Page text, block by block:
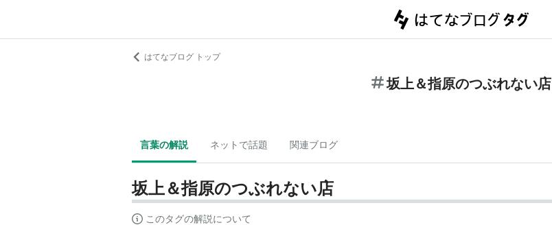
はてなブログ トップ
坂上＆指原のつぶれない店
言葉の解説 ネットで話題 関連ブログ
坂上＆指原のつぶれない店
このタグの解説について